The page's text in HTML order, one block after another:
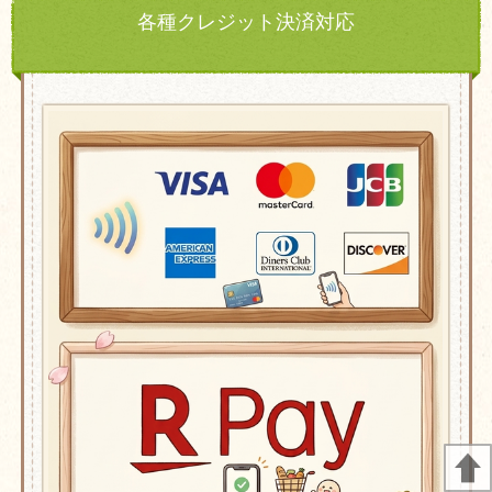
各種クレジット決済対応